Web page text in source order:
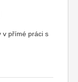
v přímé práci s